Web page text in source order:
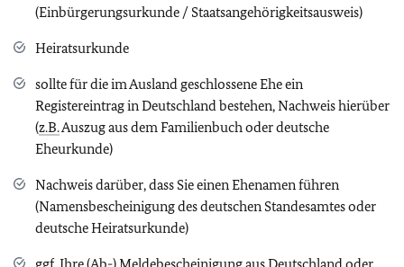
(Einbürgerungsurkunde / Staatsangehörigkeitsausweis)
Heiratsurkunde
sollte für die im Ausland geschlossene Ehe ein
Registereintrag in Deutschland bestehen, Nachweis hierüber
(z.B.Auszug aus dem Familienbuch oder deutsche
Eheurkunde)
Nachweis darüber, dass Sie einen Ehenamen führen
(Namensbescheinigung des deutschen Standesamtes oder
deutsche Heiratsurkunde)